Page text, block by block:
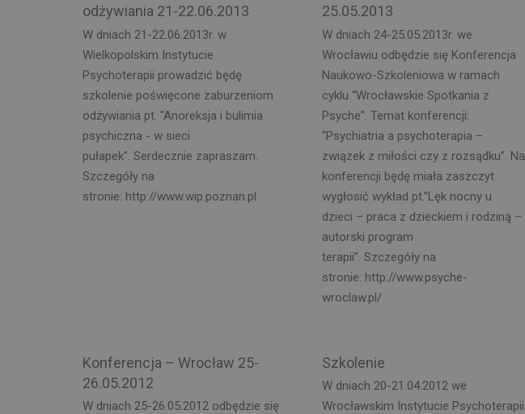
odżywiania 21-22.06.2013
W dniach 21-22.06.2013r. w
Wielkopolskim Instytucie
Psychoterapii prowadzić będę
szkolenie poświęcone zaburzeniom
odżywiania pt. "Anoreksja i bulimia
psychiczna - w sieci
pułapek". Serdecznie zapraszam.
Szczegóły na
stronie: http://www.wip.poznan.pl
25.05.2013
W dniach 24-25.05.2013r. we
Wrocławiu odbędzie się Konferencja
Naukowo-Szkoleniowa w ramach
cyklu “Wrocławskie Spotkania z
Psyche”. Temat konferencji:
“Psychiatria a psychoterapia –
związek z miłości czy z rozsądku”. Na
konferencji będę miała zaszczyt
wygłosić wykład pt.”Lęk nocny u
dzieci – praca z dzieckiem i rodziną –
autorski program
terapii”. Szczegóły na
stronie: http://www.psyche-
wroclaw.pl/
Konferencja – Wrocław 25-
26.05.2012
W dniach 25-26.05.2012 odbędzie się
Szkolenie
W dniach 20-21.04.2012 we
Wrocławskim Instytucie Psychoterapii